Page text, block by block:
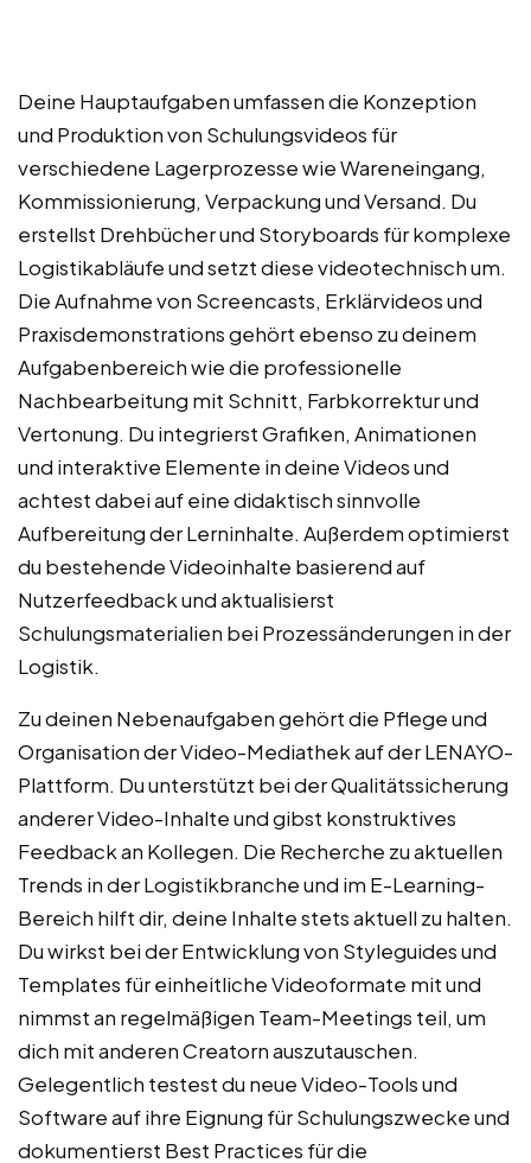
Deine Hauptaufgaben umfassen die Konzeption
und Produktion von Schulungsvideos für
verschiedene Lagerprozesse wie Wareneingang,
Kommissionierung, Verpackung und Versand. Du
erstellst Drehbücher und Storyboards für komplexe
Logistikabläufe und setzt diese videotechnisch um.
Die Aufnahme von Screencasts, Erklärvideos und
Praxisdemonstrations gehört ebenso zu deinem
Aufgabenbereich wie die professionelle
Nachbearbeitung mit Schnitt, Farbkorrektur und
Vertonung. Du integrierst Grafiken, Animationen
und interaktive Elemente in deine Videos und
achtest dabei auf eine didaktisch sinnvolle
Aufbereitung der Lerninhalte. Außerdem optimierst
du bestehende Videoinhalte basierend auf
Nutzerfeedback und aktualisierst
Schulungsmaterialien bei Prozessänderungen in der
Logistik.
Zu deinen Nebenaufgaben gehört die Pflege und
Organisation der Video-Mediathek auf der LENAYO-
Plattform. Du unterstützt bei der Qualitätssicherung
anderer Video-Inhalte und gibst konstruktives
Feedback an Kollegen. Die Recherche zu aktuellen
Trends in der Logistikbranche und im E-Learning-
Bereich hilft dir, deine Inhalte stets aktuell zu halten.
Du wirkst bei der Entwicklung von Styleguides und
Templates für einheitliche Videoformate mit und
nimmst an regelmäßigen Team-Meetings teil, um
dich mit anderen Creatorn auszutauschen.
Gelegentlich testest du neue Video-Tools und
Software auf ihre Eignung für Schulungszwecke und
dokumentierst Best Practices für die